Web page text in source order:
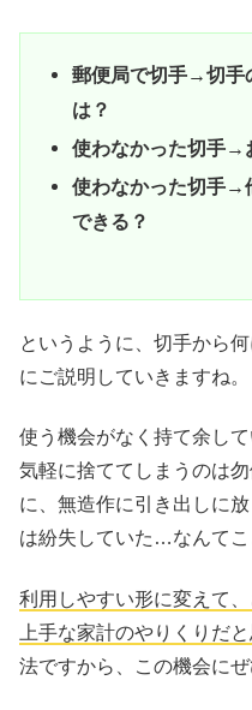
郵便局で切手→切手
は？
使わなかった切手→
使わなかった切手→
できる？
というように、切手から
にご説明していきますね。
使う機会がなく持て余し
気軽に捨ててしまうのは
に、無造作に引き出しに
は紛失していた…なんてこ
利用しやすい形に変えて
上手な家計のやりくりだ
法ですから、この機会に